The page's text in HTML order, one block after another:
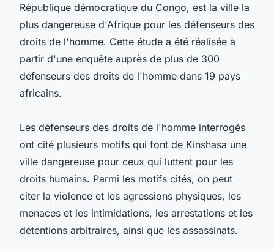
République démocratique du Congo, est la ville la
plus dangereuse d'Afrique pour les défenseurs des
droits de l'homme. Cette étude a été réalisée à
partir d'une enquête auprès de plus de 300
défenseurs des droits de l'homme dans 19 pays
africains.
Les défenseurs des droits de l'homme interrogés
ont cité plusieurs motifs qui font de Kinshasa une
ville dangereuse pour ceux qui luttent pour les
droits humains. Parmi les motifs cités, on peut
citer la violence et les agressions physiques, les
menaces et les intimidations, les arrestations et les
détentions arbitraires, ainsi que les assassinats.